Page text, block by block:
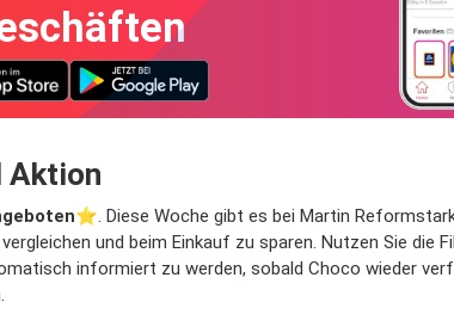
Aktion
⭐️. Diese Woche gibt es bei Martin
und beim Einkauf zu sparen. Nutzen Sie
informiert zu werden, sobald Choco wieder